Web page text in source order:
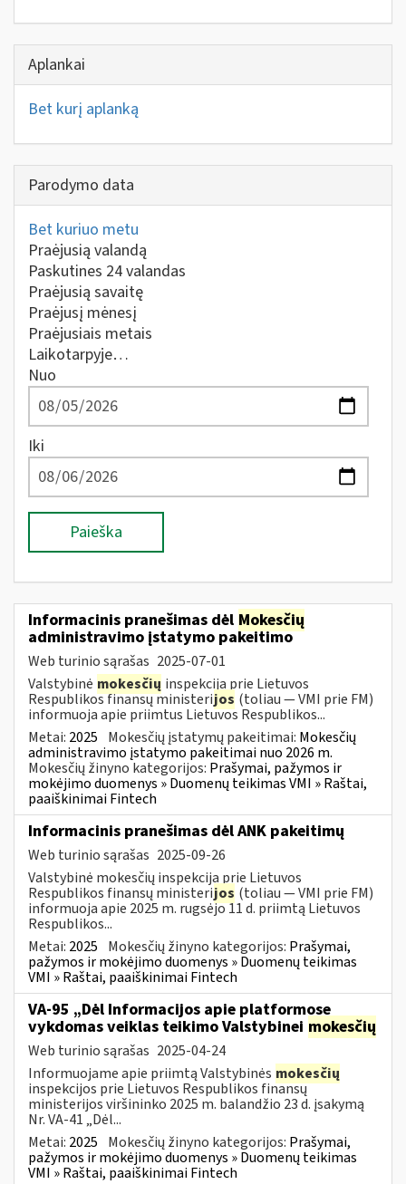
Aplankai
Bet kurį aplanką
Parodymo data
Bet kuriuo metu
Praėjusią valandą
Paskutines 24 valandas
Praėjusią savaitę
Praėjusį mėnesį
Praėjusiais metais
Laikotarpyje…
Nuo
Iki
Paieška
Informacinis pranešimas dėl Mokesčių
administravimo įstatymo pakeitimo
Web turinio sąrašas 2025-07-01
Valstybinė mokesčių inspekcija prie Lietuvos
Respublikos finansų ministerijos (toliau — VMI prie FM)
informuoja apie priimtus Lietuvos Respublikos...
Metai: 2025 Mokesčių įstatymų pakeitimai: Mokesčių
administravimo įstatymo pakeitimai nuo 2026 m.
Mokesčių žinyno kategorijos: Prašymai, pažymos ir
mokėjimo duomenys » Duomenų teikimas VMI » Raštai,
paaiškinimai Fintech
Informacinis pranešimas dėl ANK pakeitimų
Web turinio sąrašas 2025-09-26
Valstybinė mokesčių inspekcija prie Lietuvos
Respublikos finansų ministerijos (toliau — VMI prie FM)
informuoja apie 2025 m. rugsėjo 11 d. priimtą Lietuvos
Respublikos...
Metai: 2025 Mokesčių žinyno kategorijos: Prašymai,
pažymos ir mokėjimo duomenys » Duomenų teikimas
VMI » Raštai, paaiškinimai Fintech
VA-95 „Dėl Informacijos apie platformose
vykdomas veiklas teikimo Valstybinei mokesčių
Web turinio sąrašas 2025-04-24
Informuojame apie priimtą Valstybinės mokesčių
inspekcijos prie Lietuvos Respublikos finansų
ministerijos viršininko 2025 m. balandžio 23 d. įsakymą
Nr. VA-41 „Dėl...
Metai: 2025 Mokesčių žinyno kategorijos: Prašymai,
pažymos ir mokėjimo duomenys » Duomenų teikimas
VMI » Raštai, paaiškinimai Fintech